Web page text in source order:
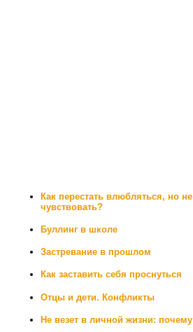
Как перестать влюбляться, но не
чувствовать?
Буллинг в школе
Застревание в прошлом
Как заставить себя проснуться
Отцы и дети. Конфликты
Не везет в личной жизни: